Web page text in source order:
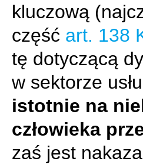
kluczową
część art. 138
tę dotyczącą
w sektorze
istotnie na
człowieka
zaś jest